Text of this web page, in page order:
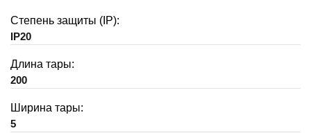
Степень защиты (IP):
IP20
Длина тары:
200
Ширина тары:
5